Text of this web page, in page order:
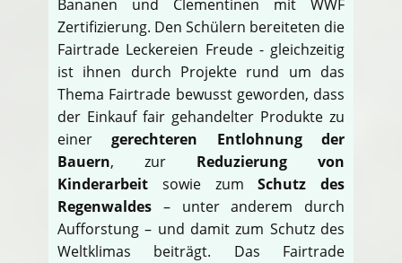
Bananen und Clementinen mit WWF
Zertifizierung. Den Schülern bereiteten die
Fairtrade Leckereien Freude - gleichzeitig
ist ihnen durch Projekte rund um das
Thema Fairtrade bewusst geworden, dass
der Einkauf fair gehandelter Produkte zu
einergerechteren Entlohnung der
Bauern, zur Reduzierung von
Kinderarbeit sowie zumSchutz des
Regenwaldes – unter anderem durch
Aufforstung – und damit zum Schutz des
Weltklimas beiträgt. Das Fairtrade